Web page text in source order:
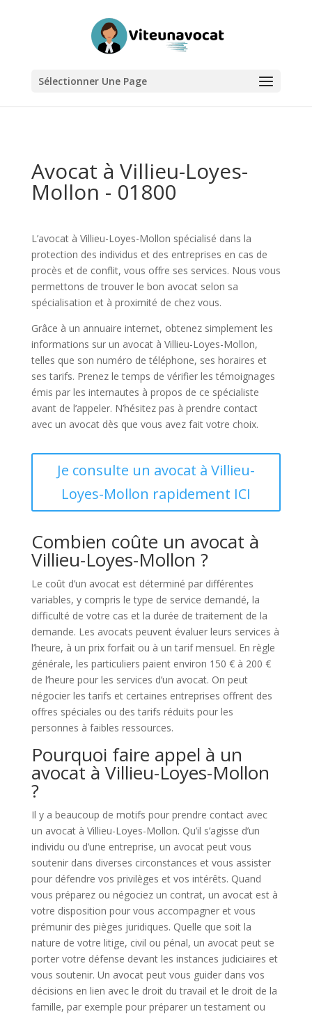
Sélectionner Une Page
Avocat à Villieu-Loyes-
Mollon - 01800
L’avocat à Villieu-Loyes-Mollon spécialisé dans la
protection des individus et des entreprises en cas de
procès et de conflit, vous offre ses services. Nous vous
permettons de trouver le bon avocat selon sa
spécialisation et à proximité de chez vous.
Grâce à un annuaire internet, obtenez simplement les
informations sur un avocat à Villieu-Loyes-Mollon,
telles que son numéro de téléphone, ses horaires et
ses tarifs. Prenez le temps de vérifier les témoignages
émis par les internautes à propos de ce spécialiste
avant de l’appeler. N’hésitez pas à prendre contact
avec un avocat dès que vous avez fait votre choix.
Je consulte un avocat à Villieu-
Loyes-Mollon rapidement ICI
Combien coûte un avocat à
Villieu-Loyes-Mollon ?
Le coût d’un avocat est déterminé par différentes
variables, y compris le type de service demandé, la
difficulté de votre cas et la durée de traitement de la
demande. Les avocats peuvent évaluer leurs services à
l’heure, à un prix forfait ou à un tarif mensuel. En règle
générale, les particuliers paient environ 150 € à 200 €
de l’heure pour les services d’un avocat. On peut
négocier les tarifs et certaines entreprises offrent des
offres spéciales ou des tarifs réduits pour les
personnes à faibles ressources.
Pourquoi faire appel à un
avocat à Villieu-Loyes-Mollon
?
Il y a beaucoup de motifs pour prendre contact avec
un avocat à Villieu-Loyes-Mollon. Qu’il s’agisse d’un
individu ou d’une entreprise, un avocat peut vous
soutenir dans diverses circonstances et vous assister
pour défendre vos privilèges et vos intérêts. Quand
vous préparez ou négociez un contrat, un avocat est à
votre disposition pour vous accompagner et vous
prémunir des pièges juridiques. Quelle que soit la
nature de votre litige, civil ou pénal, un avocat peut se
porter votre défense devant les instances judiciaires et
vous soutenir. Un avocat peut vous guider dans vos
décisions en lien avec le droit du travail et le droit de la
famille, par exemple pour préparer un testament ou